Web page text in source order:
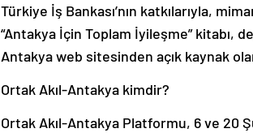
Türkiye İş Bankası’nın katkılarıyla,
“Antakya İçin Toplam İyileşme” kitabı,
Antakya web sitesinden açık kaynak
Ortak Akıl-Antakya kimdir?
Ortak Akıl-Antakya Platformu, 6 ve 20